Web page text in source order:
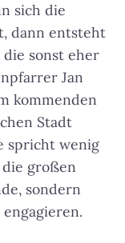
sich die
dann entsteht
die sonst eher
Jan
kommenden
Stadt
spricht wenig
die großen
sondern